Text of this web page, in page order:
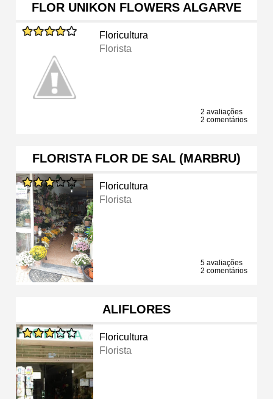
FLOR UNIKON FLOWERS ALGARVE
Floricultura
Florista
2 avaliações
2 comentários
FLORISTA FLOR DE SAL (MARBRU)
Floricultura
Florista
5 avaliações
2 comentários
ALIFLORES
Floricultura
Florista